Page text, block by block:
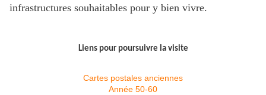
infrastructures souhaitables pour y bien vivre.
Liens pour poursuivre la visite
Cartes postales anciennes
Année 50-60